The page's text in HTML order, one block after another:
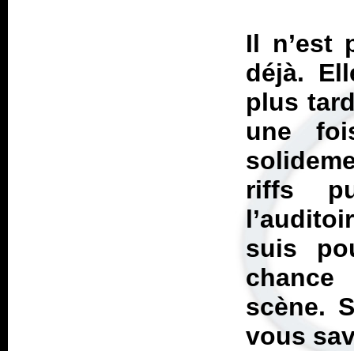
Il n’est
déjà.
plus
une
riffs
suis
scène.
vous